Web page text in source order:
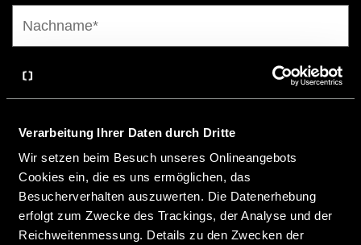
Verarbeitung Ihrer Daten durch Dritte
Wir setzen beim Besuch unseres Onlineangebots
Cookies ein, die es uns ermöglichen, das
Besucherverhalten auszuwerten. Die Datenerhebung
erfolgt zum Zwecke des Trackings, der Analyse und der
Reichweitenmessung. Details zu den Zwecken der
Schweiz (+41)